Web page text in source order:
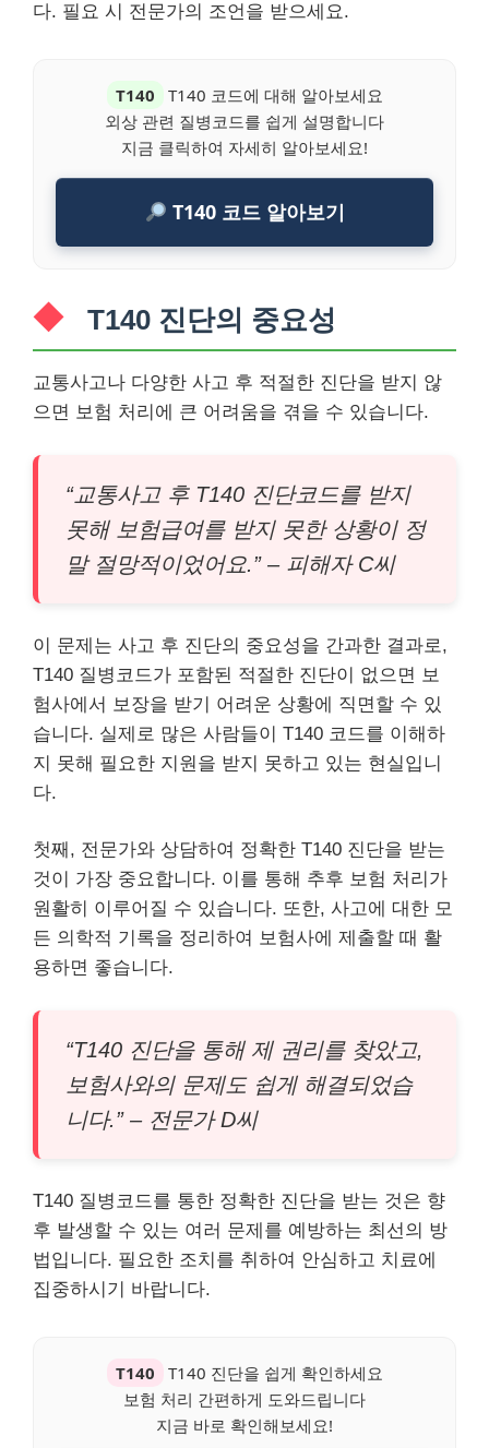
다. 필요 시 전문가의 조언을 받으세요.
T140
T140 코드에 대해 알아보세요
외상 관련 질병코드를 쉽게 설명합니다
지금 클릭하여 자세히 알아보세요!
T140 코드 알아보기
T140 진단의 중요성
교통사고나 다양한 사고 후 적절한 진단을 받지 않
으면 보험 처리에 큰 어려움을 겪을 수 있습니다.
“교통사고 후 T140 진단코드를 받지
못해 보험급여를 받지 못한 상황이 정
말 절망적이었어요.” – 피해자 C씨
이 문제는 사고 후 진단의 중요성을 간과한 결과로,
T140 질병코드가 포함된 적절한 진단이 없으면 보
험사에서 보장을 받기 어려운 상황에 직면할 수 있
습니다. 실제로 많은 사람들이 T140 코드를 이해하
지 못해 필요한 지원을 받지 못하고 있는 현실입니
다.
첫째, 전문가와 상담하여 정확한 T140 진단을 받는
것이 가장 중요합니다. 이를 통해 추후 보험 처리가
원활히 이루어질 수 있습니다. 또한, 사고에 대한 모
든 의학적 기록을 정리하여 보험사에 제출할 때 활
용하면 좋습니다.
“T140 진단을 통해 제 권리를 찾았고,
보험사와의 문제도 쉽게 해결되었습
니다.” – 전문가 D씨
T140 질병코드를 통한 정확한 진단을 받는 것은 향
후 발생할 수 있는 여러 문제를 예방하는 최선의 방
법입니다. 필요한 조치를 취하여 안심하고 치료에
집중하시기 바랍니다.
T140
T140 진단을 쉽게 확인하세요
보험 처리 간편하게 도와드립니다
지금 바로 확인해보세요!